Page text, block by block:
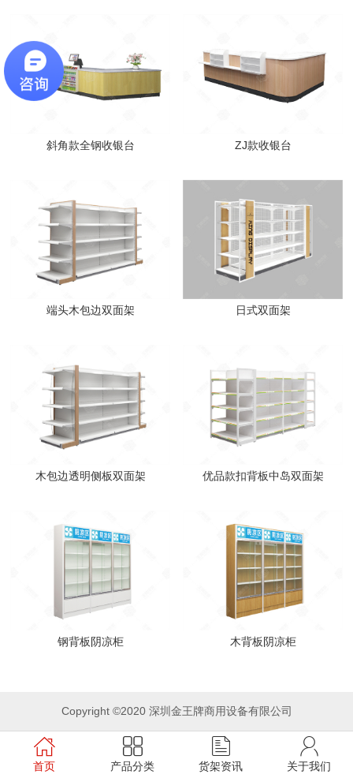
斜角款全钢收银台 ZJ款收银台
端头木包边双面架 日式双面架
木包边透明侧板双面架 优品款扣背板中岛双面架
钢背板阴凉柜 木背板阴凉柜
Copyright ©2020 深圳金王牌商用设备有限公司
首页 产品分类 货架资讯 关于我们